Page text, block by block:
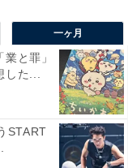
一ヶ月
と罪」
した...
START